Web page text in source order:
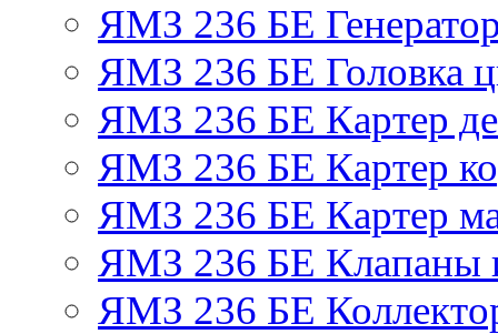
ЯМЗ 236 БЕ
ЯМЗ 236 БЕ Головка
ЯМЗ 236 БЕ Картер
ЯМЗ 236 БЕ Картер
ЯМЗ 236 БЕ Картер
ЯМЗ 236 БЕ Клапаны
ЯМЗ 236 БЕ